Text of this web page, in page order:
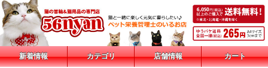
新着情報 カテゴリ 店舗情報 カート